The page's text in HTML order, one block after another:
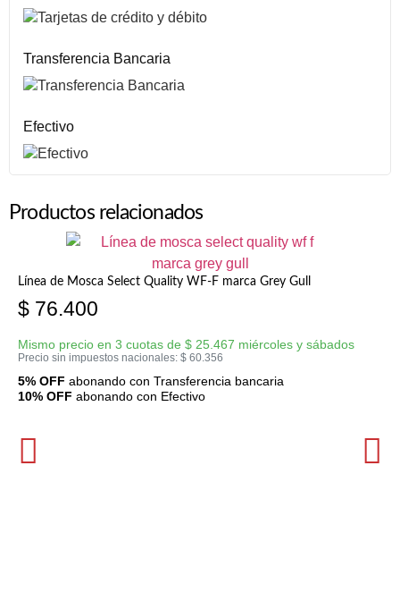
Transferencia Bancaria
Efectivo
Productos relacionados
Línea de Mosca Select Quality WF-F marca Grey Gull
$ 76.400
Mismo precio en 3 cuotas de $ 25.467 miércoles y sábados
Precio sin impuestos nacionales: $ 60.356
5% OFF abonando con Transferencia bancaria
10% OFF abonando con Efectivo